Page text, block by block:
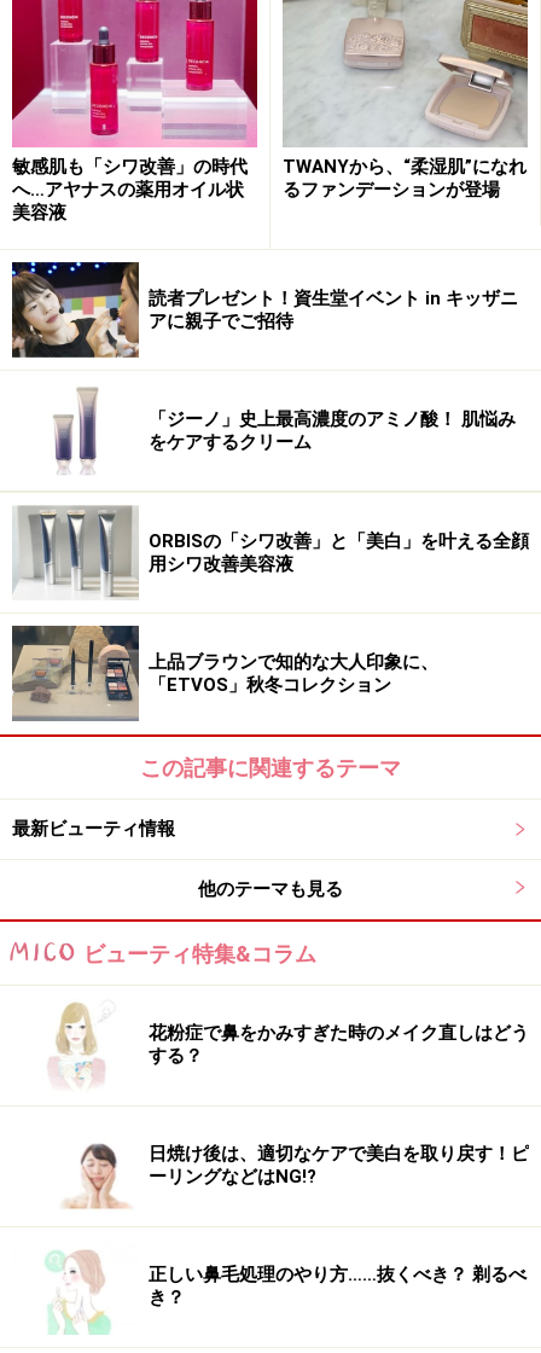
（税抜）
ME スーペリアe （医薬部外品） 全4種 175ml 7500円
（税抜）
■お問い合わせ
イプサ
※記事内容は執筆時点のものです。最新の内容をご確認くださ
い。
※個人の体質、また、誤った方法による実践に起因して肌荒れや
不調を引き起こす場合があります。実践の際には、必ず自身の体
質及び健康状態を十分に考慮し、正しい方法で行ってください。
また、全ての方への有効性を保証するものではありません。
敏感肌も「シワ改善」の時代
へ…アヤナスの薬用オイル状
美容液
TWANYから、“柔湿肌”になれ
るファンデーションが登場
読者プレゼント！資生堂イベント in キッザニ
アに親子でご招待
「ジーノ」史上最高濃度のアミノ酸！ 肌悩み
をケアするクリーム
ORBISの「シワ改善」と「美白」を叶える全顔
用シワ改善美容液
上品ブラウンで知的な大人印象に、
「ETVOS」秋冬コレクション
この記事に関連するテーマ
最新ビューティ情報
他のテーマも見る
ビューティ特集&コラム
花粉症で鼻をかみすぎた時のメイク直しはどう
する？
日焼け後は、適切なケアで美白を取り戻す！ピ
ーリングなどはNG!?
正しい鼻毛処理のやり方……抜くべき？ 剃るべ
き？